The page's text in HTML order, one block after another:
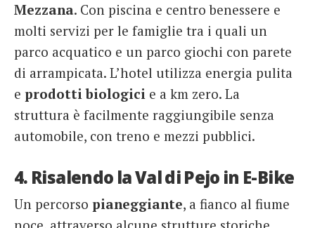
Mezzana. Con piscina e centro benessere e
molti servizi per le famiglie tra i quali un
parco acquatico e un parco giochi con parete
di arrampicata. L’hotel utilizza energia pulita
e prodotti biologici e a km zero. La
struttura è facilmente raggiungibile senza
automobile, con treno e mezzi pubblici.
4. Risalendo la Val di Pejo in E-Bike
Un percorso pianeggiante, a fianco al fiume